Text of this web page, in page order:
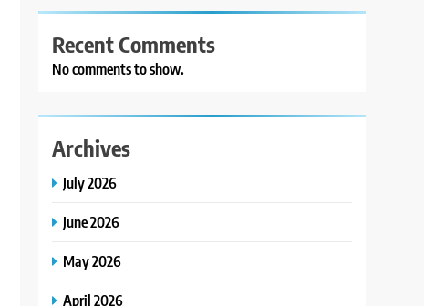
Recent Comments
No comments to show.
Archives
July 2026
June 2026
May 2026
April 2026